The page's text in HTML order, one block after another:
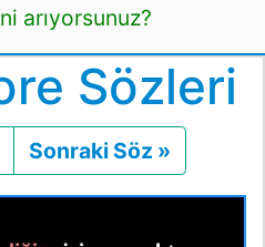
arıyorsunuz?
Sözleri
Önceki
Sonraki Söz »